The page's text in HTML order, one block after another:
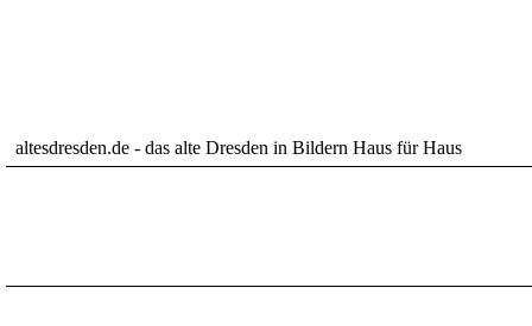
altesdresden.de - das alte Dresden in Bildern Haus für Haus